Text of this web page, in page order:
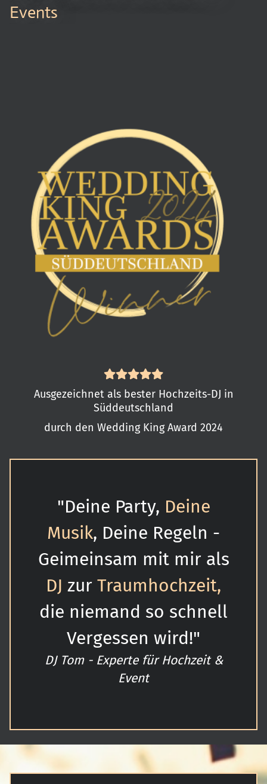
Events
Ausgezeichnet als bester Hochzeits-DJ in
Süddeutschland
durch den Wedding King Award 2024
"Deine Party, Deine
Musik, Deine Regeln -
Geimeinsam mit mir als
DJ zur Traumhochzeit,
die niemand so schnell
Vergessen wird!"
DJ Tom - Experte für Hochzeit &
Event